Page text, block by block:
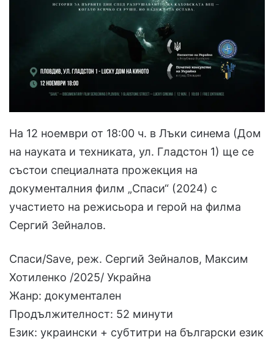
На 12 ноември от 18:00 ч. в Лъки синема (Дом
на науката и техниката, ул. Гладстон 1) ще се
състои специалната прожекция на
документалния филм „Спаси“ (2024) с
участието на режисьора и герой на филма
Сергий Зейналов.
Спаси/Save, реж. Сергий Зейналов, Максим
Хотиленко /2025/ Украйна
Жанр: документален
Продължителност: 52 минути
Език: украински + субтитри на български език